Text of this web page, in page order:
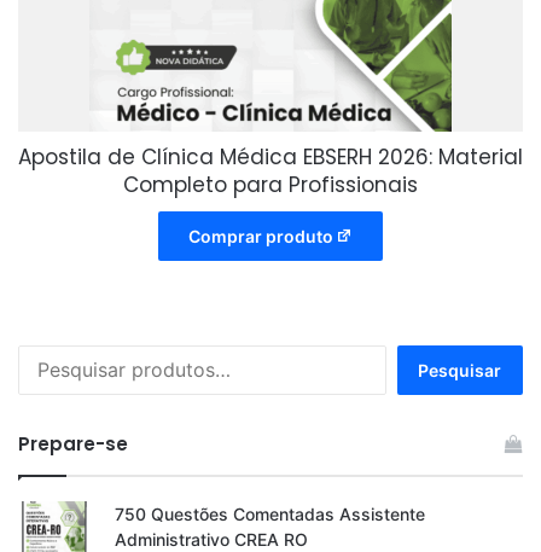
Apostila de Clínica Médica EBSERH 2026: Material
Completo para Profissionais
Comprar produto
por:
Pesquisar
Prepare-se
750 Questões Comentadas Assistente
Administrativo CREA RO